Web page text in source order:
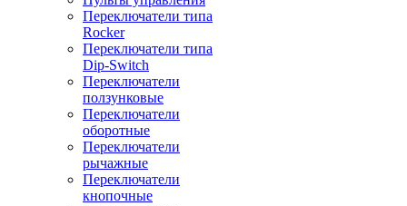
Переключатели типа
Rocker
Переключатели типа
Dip-Switch
Переключатели
ползунковые
Переключатели
оборотные
Переключатели
рычажные
Переключатели
кнопочные